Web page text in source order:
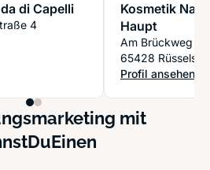
di Capelli
4
di Capelli
Kosmetik
Haupt
Am Brückweg
65428
Profil ansehen
: Kosmetik
mit